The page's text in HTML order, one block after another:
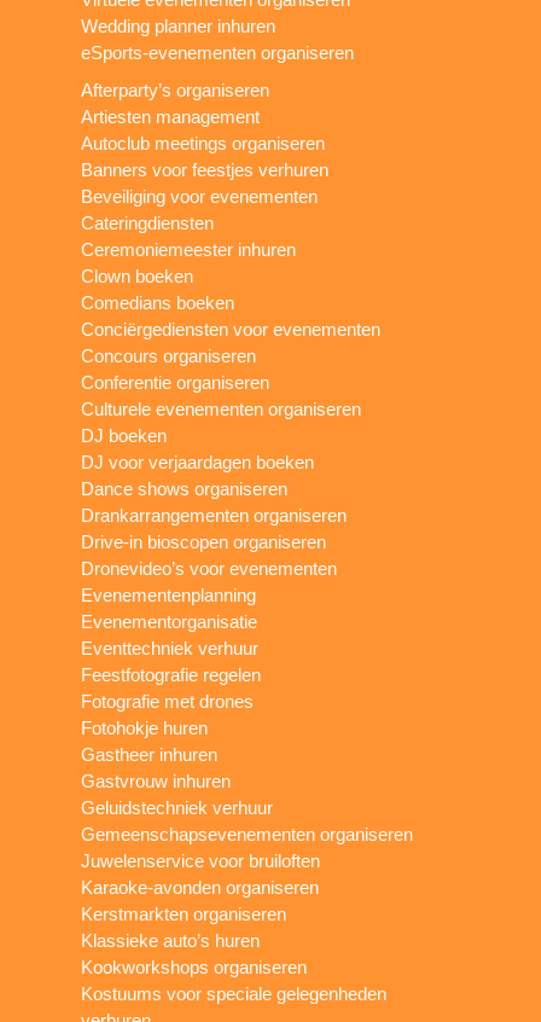
Wedding planner inhuren
eSports-evenementen organiseren
Afterparty’s organiseren
Artiesten management
Autoclub meetings organiseren
Banners voor feestjes verhuren
Beveiliging voor evenementen
Cateringdiensten
Ceremoniemeester inhuren
Clown boeken
Comedians boeken
Conciërgediensten voor evenementen
Concours organiseren
Conferentie organiseren
Culturele evenementen organiseren
DJ boeken
DJ voor verjaardagen boeken
Dance shows organiseren
Drankarrangementen organiseren
Drive-in bioscopen organiseren
Dronevideo’s voor evenementen
Evenementenplanning
Evenementorganisatie
Eventtechniek verhuur
Feestfotografie regelen
Fotografie met drones
Fotohokje huren
Gastheer inhuren
Gastvrouw inhuren
Geluidstechniek verhuur
Gemeenschapsevenementen organiseren
Juwelenservice voor bruiloften
Karaoke-avonden organiseren
Kerstmarkten organiseren
Klassieke auto’s huren
Kookworkshops organiseren
Kostuums voor speciale gelegenheden